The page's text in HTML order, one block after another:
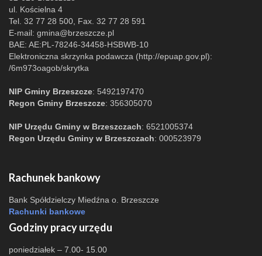
ul. Kościelna 4
Tel. 32 77 28 500, Fax. 32 77 28 591
E-mail: gmina@brzeszcze.pl
BAE: AE:PL-78246-34458-HSBWB-10
Elektroniczna skrzynka podawcza (http://epuap.gov.pl):
/6m973oagob/skrytka
NIP Gminy Brzeszcze: 5492197470
Regon Gminy Brzeszcze: 356305070
NIP Urzędu Gminy w Brzeszczach: 6521005374
Regon Urzędu Gminy w Brzeszczach: 000523979
Rachunek bankowy
Bank Spółdzielczy Miedźna o. Brzeszcze
Rachunki bankowe
Godziny pracy urzędu
poniedziałek – 7.00- 15.00